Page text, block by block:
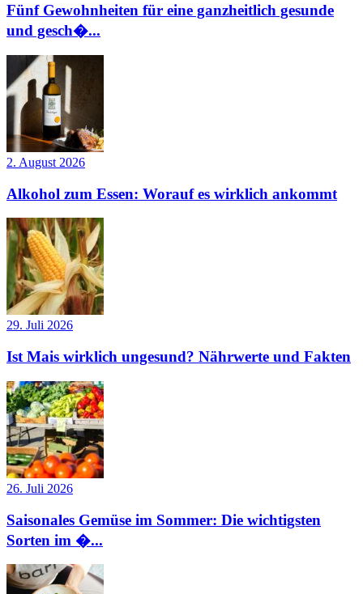
Fünf Gewohnheiten für eine ganzheitlich gesunde
und gesch�...
2. August 2026
Alkohol zum Essen: Worauf es wirklich ankommt
29. Juli 2026
Ist Mais wirklich ungesund? Nährwerte und Fakten
26. Juli 2026
Saisonales Gemüse im Sommer: Die wichtigsten
Sorten im �...